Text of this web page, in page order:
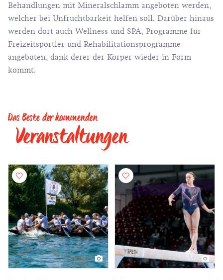
Behandlungen mit Mineralschlamm angeboten werden,
welcher bei Unfruchtbarkeit helfen soll. Darüber hinaus
werden dort auch Wellness und SPA, Programme für
Freizeitsportler und Rehabilitationsprogramme
angeboten, dank derer der Körper wieder in Form
kommt.
Das Beste der kommenden
Veranstaltungen